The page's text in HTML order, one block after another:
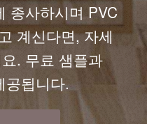
종사하시며 PVC
계신다면, 자세
. 무료 샘플과
공됩니다.